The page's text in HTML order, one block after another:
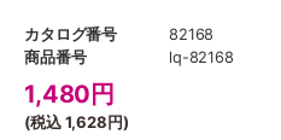
カタログ番号
82168
商品番号
lq-82168
1,480 円
(税込1,628円)